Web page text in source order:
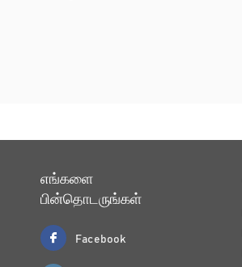
எங்களை
பின்தொடருங்கள்
Facebook